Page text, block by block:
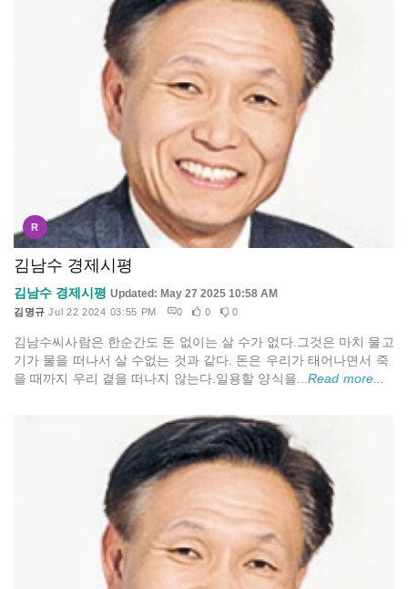
R
김남수 경제시평
김남수 경제시평 Updated: May 27 2025 10:58 AM
김명규 Jul 22 2024 03:55 PM 0 0 0
김남수씨사람은 한순간도 돈 없이는 살 수가 없다.그것은 마치 물고
기가 물을 떠나서 살 수없는 것과 같다. 돈은 우리가 태어나면서 죽
을 때까지 우리 곁을 떠나지 않는다.일용할 양식을...Read more...